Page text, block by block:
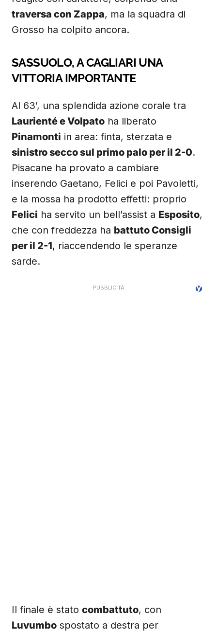
traversa con Zappa, ma la squadra di
Grosso ha colpito ancora.
SASSUOLO, A CAGLIARI UNA
VITTORIA IMPORTANTE
Al 63’, una splendida azione corale tra
Laurienté e Volpato ha liberato
Pinamonti in area: finta, sterzata e
sinistro secco sul primo palo per il 2-0.
Pisacane ha provato a cambiare
inserendo Gaetano, Felici e poi Pavoletti,
e la mossa ha prodotto effetti: proprio
Felici ha servito un bell’assist a Esposito,
che con freddezza ha battuto Consigli
per il 2-1, riaccendendo le speranze
sarde.
Il finale è stato combattuto, con
Luvumbo spostato a destra per